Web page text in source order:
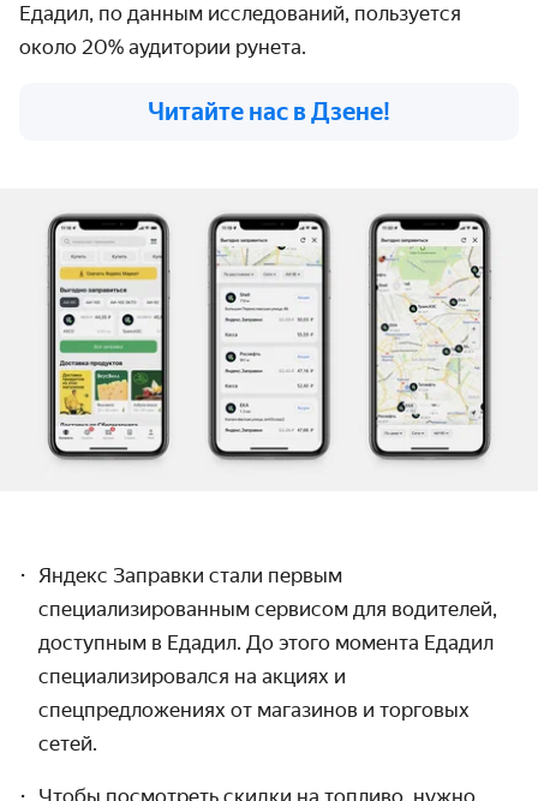
Едадил, по данным исследований, пользуется
около 20% аудитории рунета.
Читайте нас в Дзене!
Яндекс Заправки стали первым
специализированным сервисом для водителей,
доступным в Едадил. До этого момента Едадил
специализировался на акциях и
спецпредложениях от магазинов и торговых
сетей.